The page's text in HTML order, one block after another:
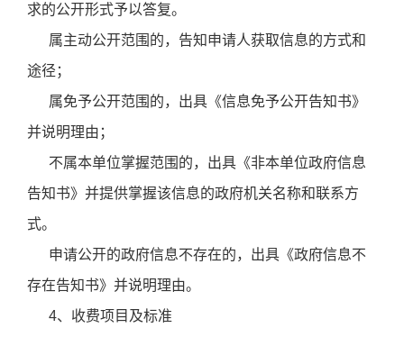
求的公开形式予以答复。
属主动公开范围的，告知申请人获取信息的方式和
途径；
属免予公开范围的，出具《信息免予公开告知书》
并说明理由；
不属本单位掌握范围的，出具《非本单位政府信息
告知书》并提供掌握该信息的政府机关名称和联系方
式。
申请公开的政府信息不存在的，出具《政府信息不
存在告知书》并说明理由。
4、收费项目及标准